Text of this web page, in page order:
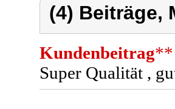
(4) Beiträge,
Kundenbeitrag**
Super Qualität ,